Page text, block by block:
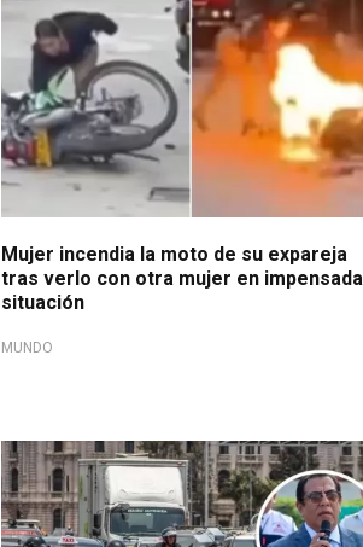
Mujer incendia la moto de su expareja
tras verlo con otra mujer en impensada
situación
MUNDO
Lucha contra la delincuencia